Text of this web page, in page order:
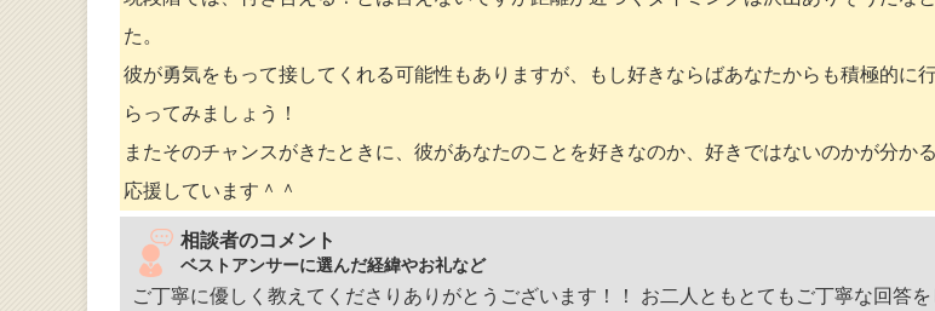
た。
彼が勇気をもって接してくれる可能性もありますが、もし好きならばあなたからも積極的に
らってみましょう！
またそのチャンスがきたときに、彼があなたのことを好きなのか、好きではないのかが分かる
応援しています＾＾
相談者のコメント
ベストアンサーに選んだ経緯やお礼など
ご丁寧に優しく教えてくださりありがとうございます！！ お二人ともとてもご丁寧な回答